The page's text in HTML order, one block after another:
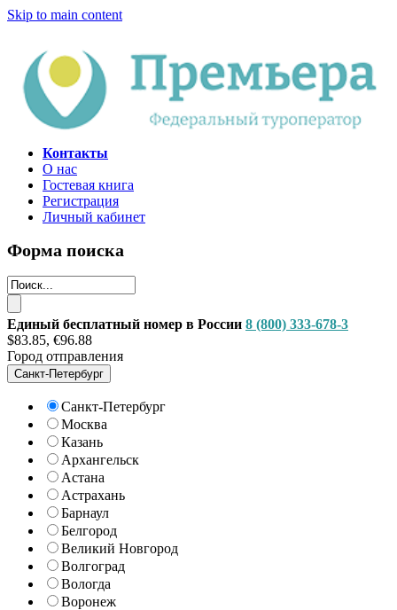
Skip to main content
Контакты
О нас
Гостевая книга
Регистрация
Личный кабинет
Форма поиска
Единый бесплатный номер в России 8 (800) 333-678-3
$83.85, €96.88
Город отправления
Санкт-Петербург
Санкт-Петербург
Москва
Казань
Архангельск
Астана
Астрахань
Барнаул
Белгород
Великий Новгород
Волгоград
Вологда
Воронеж